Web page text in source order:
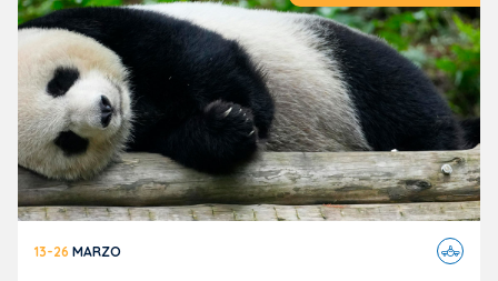
13-26 MARZO
Viaggi
in